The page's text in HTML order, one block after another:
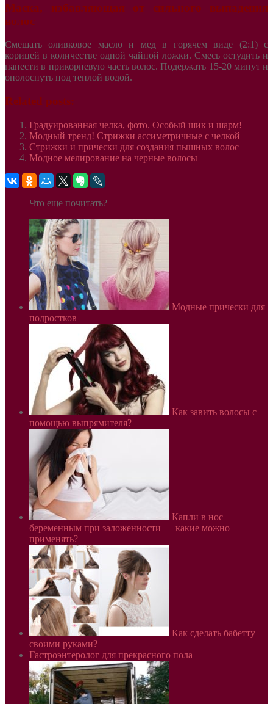
Маска, избавляющая от сильного выпадения
волос
Смешать оливковое масло и мед в горячем виде (2:1) с
корицей в количестве одной чайной ложки. Смесь остудить и
нанести в прикорневую часть волос. Подержать 15-20 минут и
ополоснуть под теплой водой.
Related posts:
Градуированная челка, фото. Особый шик и шарм!
Модный тренд! Стрижки ассиметричные с челкой
Стрижки и прически для создания пышных волос
Модное мелирование на черные волосы
Что еще почитать?
Модные прически для
подростков
Как завить волосы с
помощью выпрямителя?
Капли в нос
беременным при заложенности — какие можно
применять?
Как сделать бабетту
своими руками?
Гастроэнтеролог для прекрасного пола